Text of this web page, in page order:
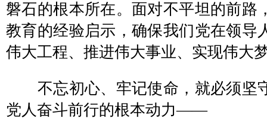
磐石的根本所在。面对不平坦的前路
教育的经验启示，确保我们党在领导
伟大工程、推进伟大事业、实现伟大
不忘初心、牢记使命，就必须坚
党人奋斗前行的根本动力——